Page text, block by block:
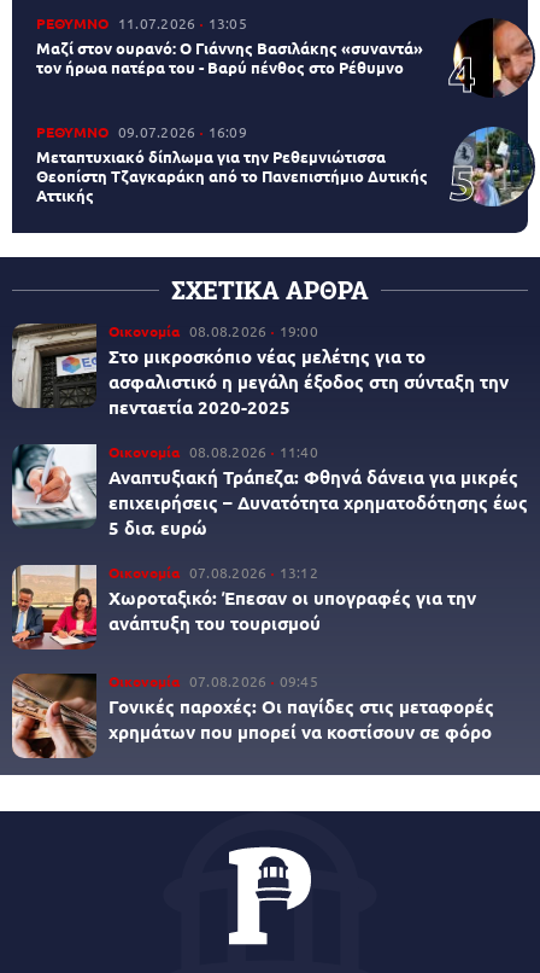
ΡΕΘΥΜΝΟ 11.07.2026 13:05
Μαζί στον ουρανό: Ο Γιάννης Βασιλάκης «συναντά»
τον ήρωα πατέρα του - Βαρύ πένθος στο Ρέθυμνο
ΡΕΘΥΜΝΟ 09.07.2026 16:09
Μεταπτυχιακό δίπλωμα για την Ρεθεμνιώτισσα
Θεοπίστη Τζαγκαράκη από το Πανεπιστήμιο Δυτικής
Αττικής
ΣΧΕΤΙΚΑ ΑΡΘΡΑ
Οικονομία 08.08.2026 19:00
Στο μικροσκόπιο νέας μελέτης για το
ασφαλιστικό η μεγάλη έξοδος στη σύνταξη την
πενταετία 2020-2025
Οικονομία 08.08.2026 11:40
Αναπτυξιακή Τράπεζα: Φθηνά δάνεια για μικρές
επιχειρήσεις – Δυνατότητα χρηματοδότησης έως
5 δισ. ευρώ
Οικονομία 07.08.2026 13:12
Χωροταξικό: Έπεσαν οι υπογραφές για την
ανάπτυξη του τουρισμού
Οικονομία 07.08.2026 09:45
Γονικές παροχές: Οι παγίδες στις μεταφορές
χρημάτων που μπορεί να κοστίσουν σε φόρο